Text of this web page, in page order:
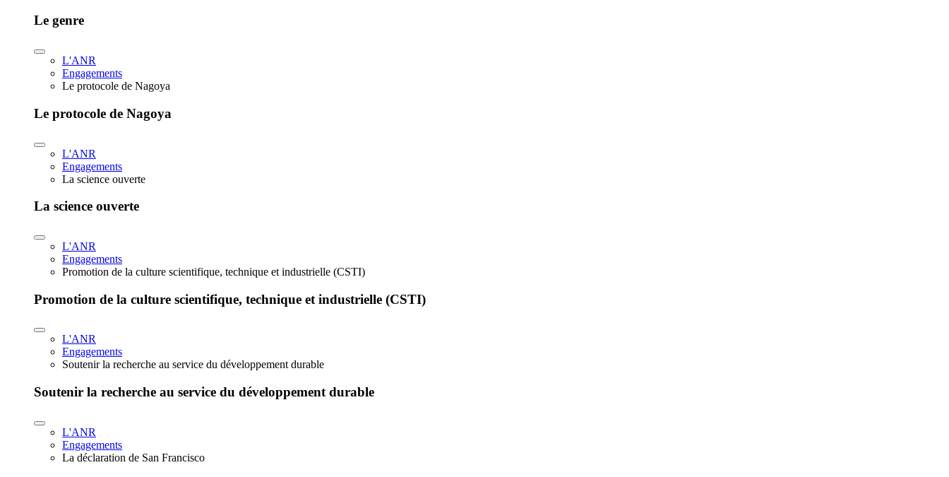
Le genre
L'ANR
Engagements
Le protocole de Nagoya
Le protocole de Nagoya
L'ANR
Engagements
La science ouverte
La science ouverte
L'ANR
Engagements
Promotion de la culture scientifique, technique et industrielle (CSTI)
Promotion de la culture scientifique, technique et industrielle (CSTI)
L'ANR
Engagements
Soutenir la recherche au service du développement durable
Soutenir la recherche au service du développement durable
L'ANR
Engagements
La déclaration de San Francisco